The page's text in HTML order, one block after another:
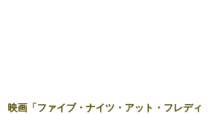
映画「ファイブ・ナイツ・アット・フレディ